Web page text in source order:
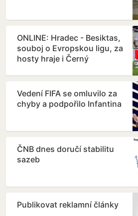
ONLINE: Hradec - Besiktas,
souboj o Evropskou ligu, za
hosty hraje i Černý
Vedení FIFA se omluvilo za
chyby a podpořilo Infantina
ČNB dnes doručí stabilitu
sazeb
Publikovat reklamní články